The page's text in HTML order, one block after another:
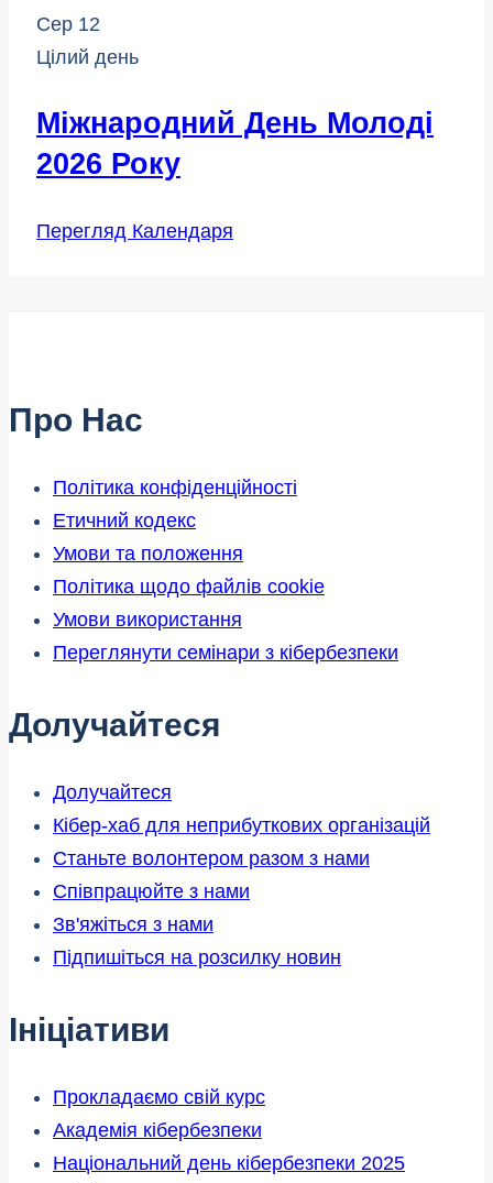
Сер 12
Цілий день
Міжнародний День Молоді
2026 Року
Перегляд Календаря
Про Нас
Політика конфіденційності
Етичний кодекс
Умови та положення
Політика щодо файлів cookie
Умови використання
Переглянути семінари з кібербезпеки
Долучайтеся
Долучайтеся
Кібер-хаб для неприбуткових організацій
Станьте волонтером разом з нами
Співпрацюйте з нами
Зв'яжіться з нами
Підпишіться на розсилку новин
Ініціативи
Прокладаємо свій курс
Академія кібербезпеки
Національний день кібербезпеки 2025